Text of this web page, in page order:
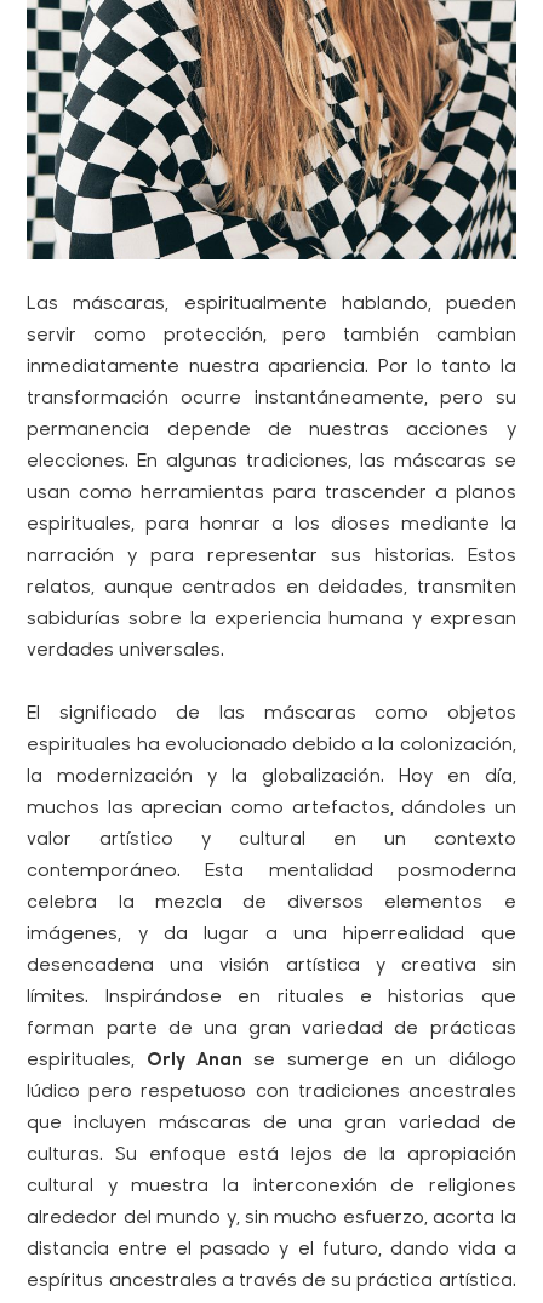
Las máscaras, espiritualmente hablando, pueden
servir como protección, pero también cambian
inmediatamente nuestra apariencia. Por lo tanto la
transformación ocurre instantáneamente, pero su
permanencia depende de nuestras acciones y
elecciones. En algunas tradiciones, las máscaras se
usan como herramientas para trascender a planos
espirituales, para honrar a los dioses mediante la
narración y para representar sus historias. Estos
relatos, aunque centrados en deidades, transmiten
sabidurías sobre la experiencia humana y expresan
verdades universales.
El significado de las máscaras como objetos
espirituales ha evolucionado debido a la colonización,
la modernización y la globalización. Hoy en día,
muchos las aprecian como artefactos, dándoles un
valor artístico y cultural en un contexto
contemporáneo. Esta mentalidad posmoderna
celebra la mezcla de diversos elementos e
imágenes, y da lugar a una hiperrealidad que
desencadena una visión artística y creativa sin
límites. Inspirándose en rituales e historias que
forman parte de una gran variedad de prácticas
espirituales, Orly Anan se sumerge en un diálogo
lúdico pero respetuoso con tradiciones ancestrales
que incluyen máscaras de una gran variedad de
culturas. Su enfoque está lejos de la apropiación
cultural y muestra la interconexión de religiones
alrededor del mundo y, sin mucho esfuerzo, acorta la
distancia entre el pasado y el futuro, dando vida a
espíritus ancestrales a través de su práctica artística.